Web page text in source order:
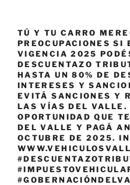
TÚ Y TU CARRO
PREOCUPACIONES SI
VIGENCIA 2025
DESCUENTAZO
HASTA UN 80% DE
INTERESES Y
EVITÁ SANCIONES Y
LAS VÍAS DEL VALLE.
OPORTUNIDAD QUE
DEL VALLE Y PAGÁ
OCTUBRE DE 2025.